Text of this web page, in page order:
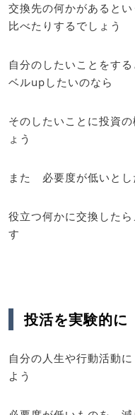
交換先の何かがあると
比べたりするでしょう
自分のしたいことをす
ベルupしたいのなら
そのしたいことに投資
ょう
また 必要度が低いと
役立つ何かに交換した
す
投活を実験的に
自分の人生や行動活
よう